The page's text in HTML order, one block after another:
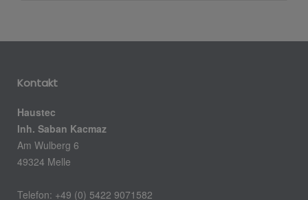
Kontakt
Haustec
Inh. Saban Kacmaz
Am Wulberg 6
49324 Melle
Telefon: +49 (0) 5422 9071582